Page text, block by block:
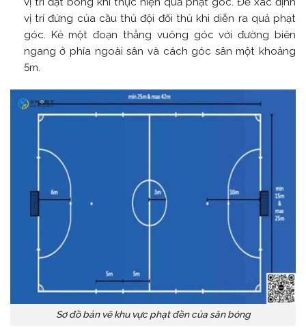
vị trí đứng của cầu thủ đội đối thủ khi diễn ra quả phạt
góc. Kẻ một đoạn thẳng vuông góc với đường biên
ngang ở phía ngoài sân và cách góc sân một khoảng
5m.
Sơ đồ bản vẽ khu vực phạt đền của sân bóng